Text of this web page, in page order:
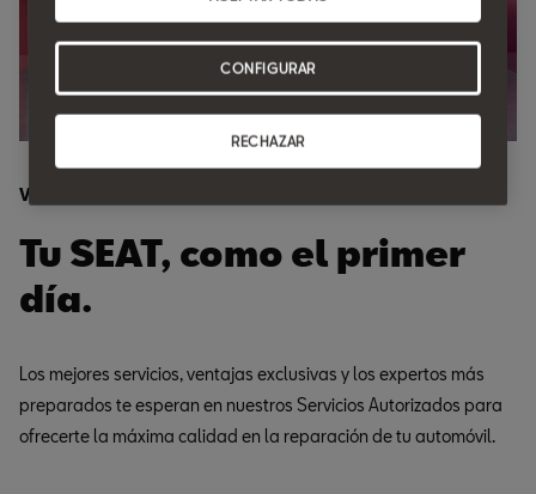
Ventajas
Tu SEAT, como el primer
día.
Los mejores servicios, ventajas exclusivas y los expertos más
preparados te esperan en nuestros Servicios Autorizados para
ofrecerte la máxima calidad en la reparación de tu automóvil.
RECHAZAR
CONFIGURAR